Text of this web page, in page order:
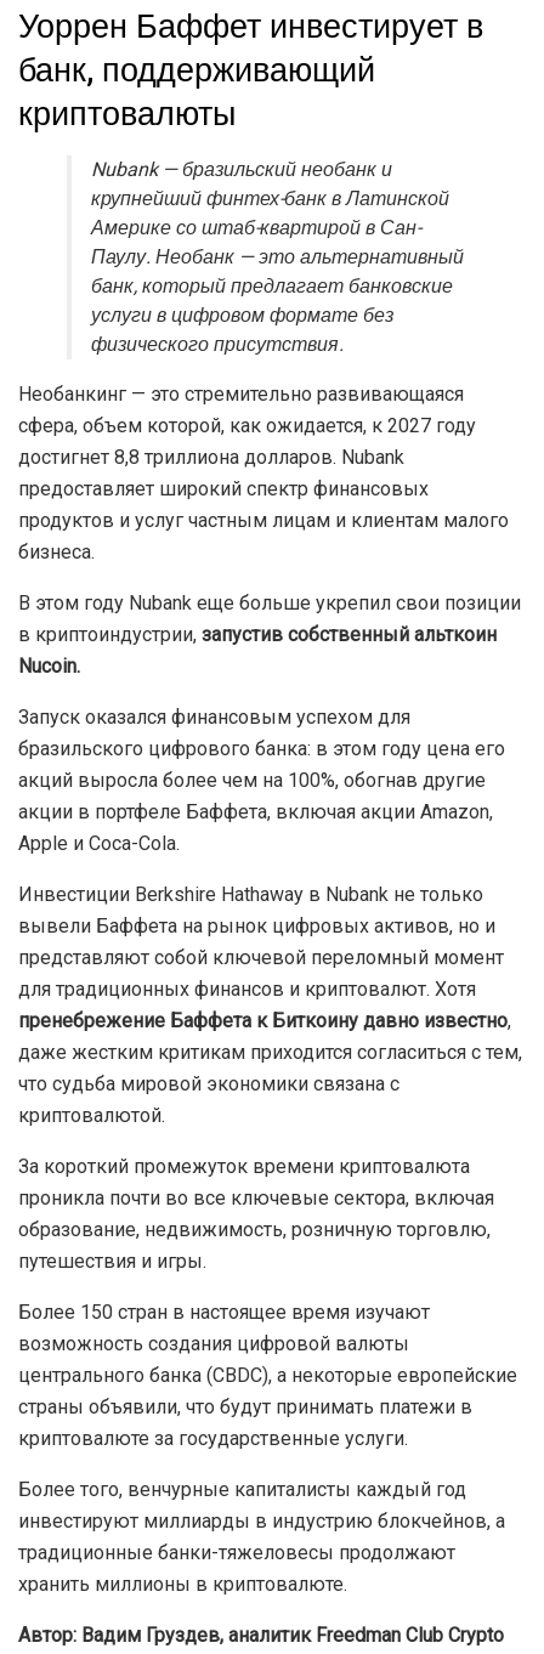
Уоррен Баффет инвестирует в
банк, поддерживающий
криптовалюты
Nubank — бразильский необанк и
крупнейший финтех-банк в Латинской
Америке со штаб-квартирой в Сан-
Паулу. Необанк — это альтернативный
банк, который предлагает банковские
услуги в цифровом формате без
физического присутствия.
Необанкинг — это стремительно развивающаяся
сфера, объем которой, как ожидается, к 2027 году
достигнет 8,8 триллиона долларов. Nubank
предоставляет широкий спектр финансовых
продуктов и услуг частным лицам и клиентам малого
бизнеса.
В этом году Nubank еще больше укрепил свои позиции
в криптоиндустрии, запустив собственный альткоин
Nucoin.
Запуск оказался финансовым успехом для
бразильского цифрового банка: в этом году цена его
акций выросла более чем на 100%, обогнав другие
акции в портфеле Баффета, включая акции Amazon,
Apple и Coca-Cola.
Инвестиции Berkshire Hathaway в Nubank не только
вывели Баффета на рынок цифровых активов, но и
представляют собой ключевой переломный момент
для традиционных финансов и криптовалют. Хотя
пренебрежение Баффета к Биткоину давно известно,
даже жестким критикам приходится согласиться с тем,
что судьба мировой экономики связана с
криптовалютой.
За короткий промежуток времени криптовалюта
проникла почти во все ключевые сектора, включая
образование, недвижимость, розничную торговлю,
путешествия и игры.
Более 150 стран в настоящее время изучают
возможность создания цифровой валюты
центрального банка (CBDC), а некоторые европейские
страны объявили, что будут принимать платежи в
криптовалюте за государственные услуги.
Более того, венчурные капиталисты каждый год
инвестируют миллиарды в индустрию блокчейнов, а
традиционные банки-тяжеловесы продолжают
хранить миллионы в криптовалюте.
Автор: Вадим Груздев, аналитик Freedman Сlub Crypto